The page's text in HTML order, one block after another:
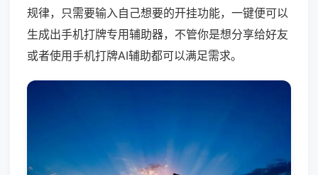
规律，只需要输入自己想要的开挂功能，一键便可以
生成出手机打牌专用辅助器，不管你是想分享给好友
或者使用手机打牌AI辅助都可以满足需求。